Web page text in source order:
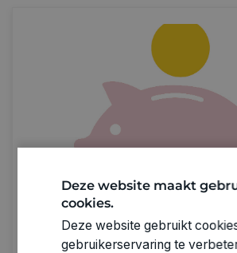
Sparen met De
Deze website maakt
cookies.
Deze website gebruikt
gebruikerservaring te